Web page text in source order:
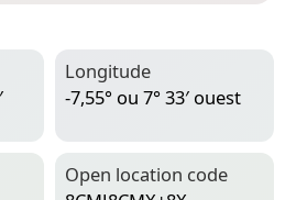
Longitude
-7,55° ou 7° 33′ ouest
Open location code